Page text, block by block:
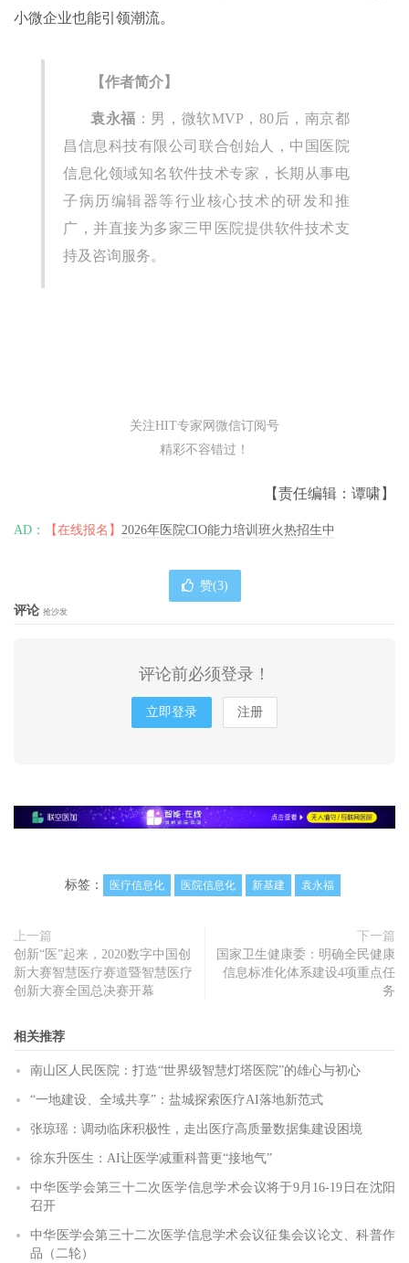
小微企业也能引领潮流。
【作者简介】
袁永福 ：男，微软MVP，80后，南京都
昌信息科技有限公司联合创始人，中国医院
信息化领域知名软件技术专家，长期从事电
子病历编辑器等行业核心技术的研发和推
广，并直接为多家三甲医院提供软件技术支
持及咨询服务。
关注HIT专家网微信订阅号
精彩不容错过！
【责任编辑：谭啸】
AD： 【在线报名】 2026年医院CIO能力培训班火热招生中
赞(3)
评论 抢沙发
评论前必须登录！
立即登录 注册
标签： 医疗信息化 医院信息化 新基建 袁永福
上一篇
创新“医”起来，2020数字中国创
新大赛智慧医疗赛道暨智慧医疗
创新大赛全国总决赛开幕
下一篇
国家卫生健康委：明确全民健康
信息标准化体系建设4项重点任
务
相关推荐
南山区人民医院：打造“世界级智慧灯塔医院”的雄心与初心
“一地建设、全域共享”：盐城探索医疗AI落地新范式
张琼瑶：调动临床积极性，走出医疗高质量数据集建设困境
徐东升医生：AI让医学减重科普更“接地气”
中华医学会第三十二次医学信息学术会议将于9月16-19日在沈阳
召开
中华医学会第三十二次医学信息学术会议征集会议论文、科普作
品（二轮）